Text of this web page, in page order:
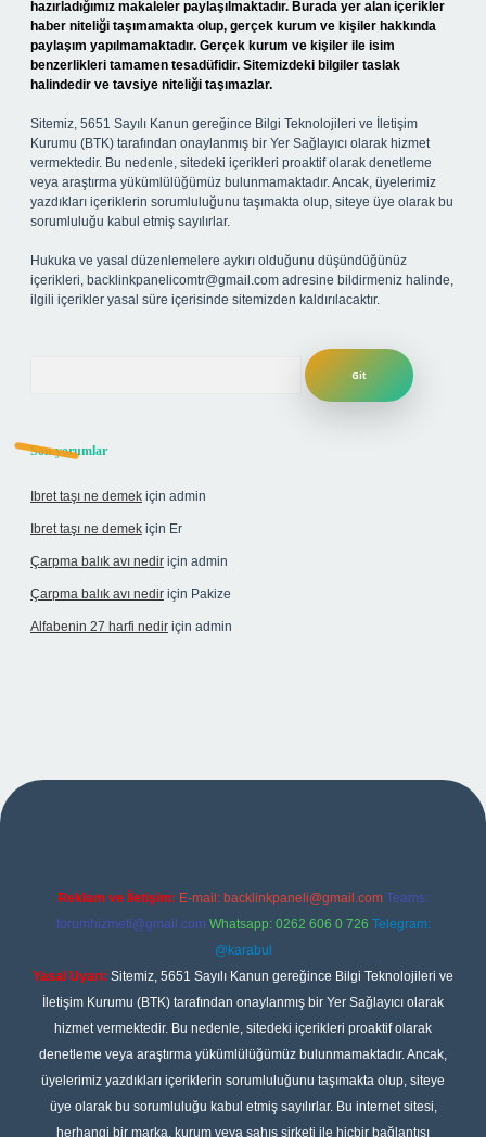
hazırladığımız makaleler paylaşılmaktadır. Burada yer alan içerikler
haber niteliği taşımamakta olup, gerçek kurum ve kişiler hakkında
paylaşım yapılmamaktadır. Gerçek kurum ve kişiler ile isim
benzerlikleri tamamen tesadüfidir. Sitemizdeki bilgiler taslak
halindedir ve tavsiye niteliği taşımazlar.
Sitemiz, 5651 Sayılı Kanun gereğince Bilgi Teknolojileri ve İletişim
Kurumu (BTK) tarafından onaylanmış bir Yer Sağlayıcı olarak hizmet
vermektedir. Bu nedenle, sitedeki içerikleri proaktif olarak denetleme
veya araştırma yükümlülüğümüz bulunmamaktadır. Ancak, üyelerimiz
yazdıkları içeriklerin sorumluluğunu taşımakta olup, siteye üye olarak bu
sorumluluğu kabul etmiş sayılırlar.
Hukuka ve yasal düzenlemelere aykırı olduğunu düşündüğünüz
içerikleri, backlinkpanelicomtr@gmail.com adresine bildirmeniz halinde,
ilgili içerikler yasal süre içerisinde sitemizden kaldırılacaktır.
Son yorumlar
Ibret taşı ne demek için admin
Ibret taşı ne demek için Er
Çarpma balık avı nedir için admin
Çarpma balık avı nedir için Pakize
Alfabenin 27 harfi nedir için admin
giriş
Reklam ve İletişim: E-mail: backlinkpaneli@gmail.com Teams:
forumhizmeti@gmail.com Whatsapp: 0262 606 0 726 Telegram:
@karabul
Yasal Uyarı: Sitemiz, 5651 Sayılı Kanun gereğince Bilgi Teknolojileri ve
İletişim Kurumu (BTK) tarafından onaylanmış bir Yer Sağlayıcı olarak
hizmet vermektedir. Bu nedenle, sitedeki içerikleri proaktif olarak
denetleme veya araştırma yükümlülüğümüz bulunmamaktadır. Ancak,
üyelerimiz yazdıkları içeriklerin sorumluluğunu taşımakta olup, siteye
üye olarak bu sorumluluğu kabul etmiş sayılırlar. Bu internet sitesi,
herhangi bir marka, kurum veya şahıs şirketi ile hiçbir bağlantısı